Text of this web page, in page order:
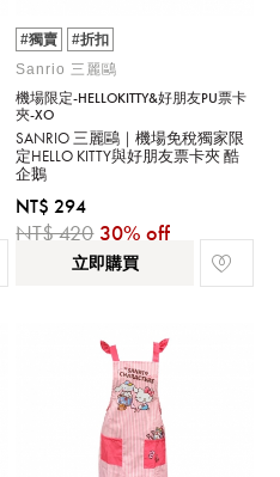
#獨賣
#折扣
Sanrio 三麗鷗
機場限定-HELLOKITTY&好朋友PU票卡
夾-XO
SANRIO 三麗鷗｜機場免稅獨家限
定HELLO KITTY與好朋友票卡夾 酷
企鵝
NT$ 294
NT$ 420 30% off
立即購買